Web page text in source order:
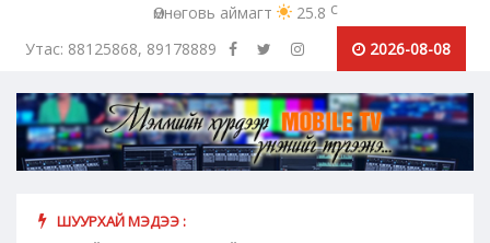
Өмнөговь аймагт 25.8 c
Утас: 88125868, 89178889
2026-08-08
ШУУРХАЙ МЭДЭЭ :